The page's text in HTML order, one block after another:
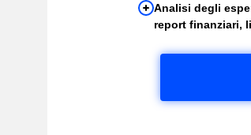
Analisi degli
report finanziari,